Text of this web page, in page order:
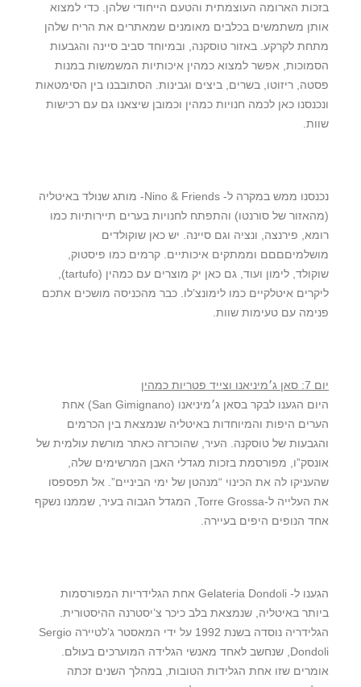
בזכות הארומה העוצמתית והטעם הייחודי שלהן. כדי למצוא
אותן משתמשים בכלבים מאומנים שמאתרים את הריח שלהן
מתחת לקרקע. באזור טוסקנה, ובמיוחד סביב סיינה והגבעות
הסמוכות, אפשר למצוא כמהין איכותיות המשמשות במנות
פסטה, ריזוטו, בשרים, ביצים וגבינות. הסתובבנו בין הסימטאות
ונכנסנו כאן לכמה חנויות כמהין וכמובן שיצאנו גם עם רכישות
שוות.
נכנסנו ממש במקרה ל- Nino & Friends- מותג שנולד באיטליה
(מהאזור של סורנטו) והתפתח לחנויות בערים תיירותיות כמו
רומא, פירנצה, ונציה וגם סיינה. יש כאן שוקולדים
מושלמיםםםם וממתקים איכותיים. קרמים כמו פיסטוק,
שוקולד, לימון ועוד, גם כאן יק מוצרים עם כמהין (tartufo),
ליקרים איטלקיים כמו לימונצ’לו. כבר מהכניסה מושכים אתכם
פנימה עם טעימות שוות.
יום 7: סאן ג׳מיניאנו וצייד פטריות כמהין
היום הגענו לבקר בסאן ג׳מיניאנו (San Gimignano) אחת
הערים היפות והמיוחדות באיטליה שנמצאת בין הכרמים
והגבעות של טוסקנה. העיר, שהוכרזה כאתר מורשת עולמית של
אונסק”ו, מפורסמת בזכות מגדלי האבן המרשימים שלה,
שהעניקו לה את הכינוי “מנהטן של ימי הביניים”. אל תפספסו
את העלייה ל-Torre Grossa, המגדל הגבוה בעיר, שממנו נשקף
אחד הנופים היפים בעיירה.
הגענו ל- Gelateria Dondoli אחת הגלידריות המפורסמות
ביותר באיטליה, שנמצאת בלב כיכר צ’יסטרנה ההיסטורית.
הגלידריה נוסדה בשנת 1992 על ידי המאסטר ג’לטיירה Sergio
Dondoli, שנחשב לאחד מאנשי הגלידה המוערכים בעולם.
אומרים שזו אחת הגלידות הטובות, במהלך השנים זכתה